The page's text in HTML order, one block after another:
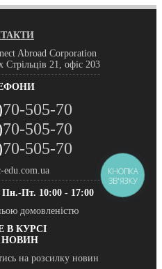
Abroad Corporation
Стрільців 21, офіс 203
70-505-70
70-505-70
70-505-70
edu.com.ua
Пн.-Пт. 10:00 - 17:00
домовленістю
В КУРСІ
НОВИН
на розсилку новин
КНОПКА
ЗВ'ЯЗКУ